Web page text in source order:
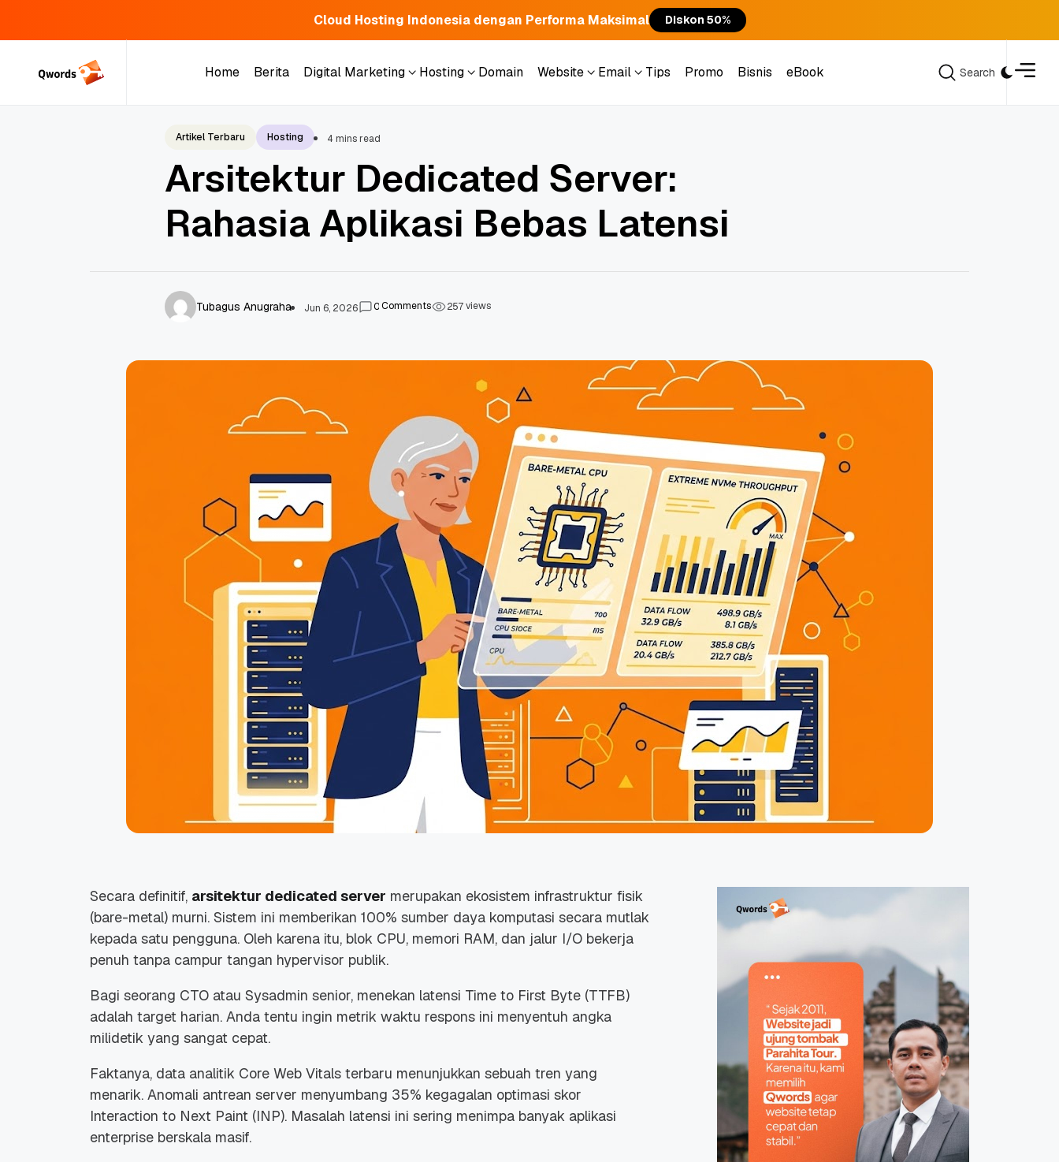
Cloud Hosting Indonesia dengan Performa Maksimal Diskon 50%
Home
Berita
Digital Marketing
Hosting
Domain
Website
Email
Tips
Promo
Bisnis
eBook
Search
Artikel Terbaru Hosting 4 mins read
Arsitektur Dedicated Server:
Rahasia Aplikasi Bebas Latensi
Tubagus Anugraha Jun 6, 2026 0Comments 257views
Secara definitif, arsitektur dedicated server merupakan ekosistem infrastruktur fisik
(bare-metal) murni. Sistem ini memberikan 100% sumber daya komputasi secara mutlak
kepada satu pengguna. Oleh karena itu, blok CPU, memori RAM, dan jalur I/O bekerja
penuh tanpa campur tangan hypervisor publik.
Bagi seorang CTO atau Sysadmin senior, menekan latensi Time to First Byte (TTFB)
adalah target harian. Anda tentu ingin metrik waktu respons ini menyentuh angka
milidetik yang sangat cepat.
Faktanya, data analitik Core Web Vitals terbaru menunjukkan sebuah tren yang
menarik. Anomali antrean server menyumbang 35% kegagalan optimasi skor
Interaction to Next Paint (INP). Masalah latensi ini sering menimpa banyak aplikasi
enterprise berskala masif.